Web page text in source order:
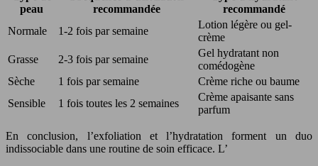
peau
recommandée
recommandé
Normale
1-2 fois par semaine
Lotion légère ou gel-
crème
Grasse
2-3 fois par semaine
Gel hydratant non
comédogène
Sèche
1 fois par semaine
Crème riche ou baume
Sensible
1 fois toutes les 2 semaines
Crème apaisante sans
parfum
En conclusion, l’exfoliation et l’hydratation forment un duo
indissociable dans une routine de soin efficace. L’